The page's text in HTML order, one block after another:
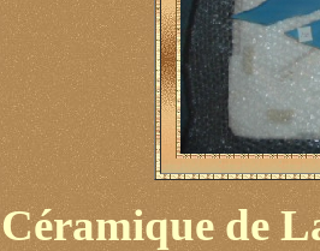
Céramiquede